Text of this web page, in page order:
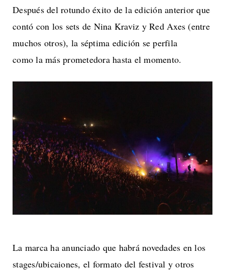
Después del rotundo éxito de la edición anterior que
contó con los sets de Nina Kraviz y Red Axes (entre
muchos otros), la séptima edición se perfila
como la más prometedora hasta el momento.
La marca ha anunciado que habrá novedades en los
stages/ubicaiones, el formato del festival y otros